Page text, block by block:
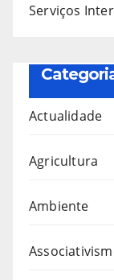
Serviços
Actualidade
Agricultura
Ambiente